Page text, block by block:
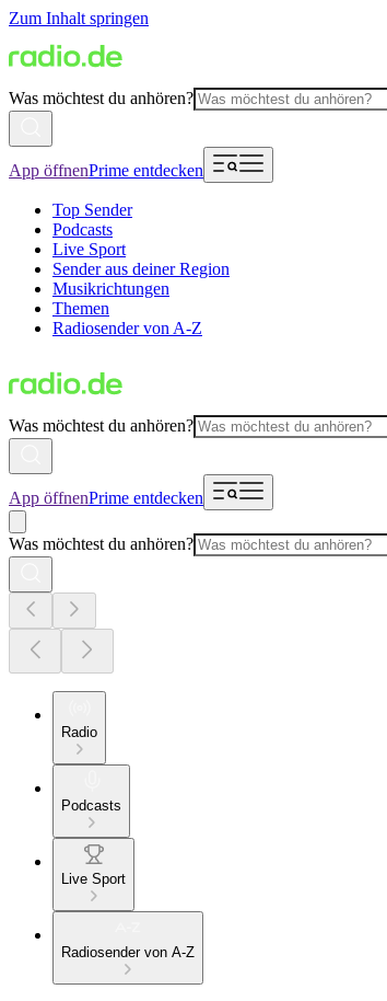
Zum Inhalt springen
Was möchtest du anhören?
App öffnenPrime entdecken
Top Sender
Podcasts
Live Sport
Sender aus deiner Region
Musikrichtungen
Themen
Radiosender von A-Z
Was möchtest du anhören?
App öffnenPrime entdecken
Was möchtest du anhören?
Radio
Podcasts
Live Sport
Radiosender von A-Z